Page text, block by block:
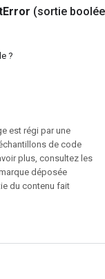
Error (sortie
?
est régi par une
de code
plus, consultez les
déposée
du contenu fait